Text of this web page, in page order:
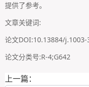
提供了参考。
文章关键词:
论文DOI:10.13884/
论文分类号:R-4;G642
上一篇：